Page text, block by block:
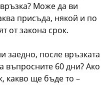
Може да ви
присъда, някой и по
от закона срок.
заедно, после връзката
въпросните 60 дни? Ако
какво ще бъде то –